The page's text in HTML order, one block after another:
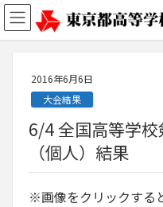
2016年6月6日
大会結果
6/4 全国高等学
（個人）結果
※画像をクリックする